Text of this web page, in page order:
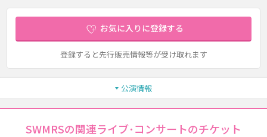
お気に入りに登録する
登録すると先行販売情報等が受け取れます
公演情報
SWMRSの関連ライブ･コンサートのチケット